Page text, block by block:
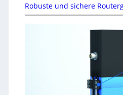
Robuste und sichere